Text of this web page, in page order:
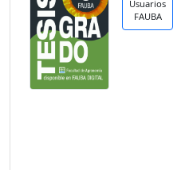
Usuarios
FAUBA